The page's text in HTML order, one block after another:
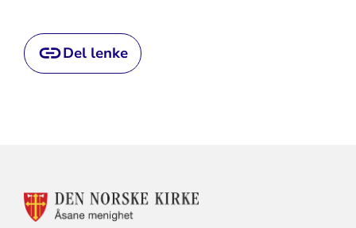
Del lenke
KONTAKTINFORMASJON